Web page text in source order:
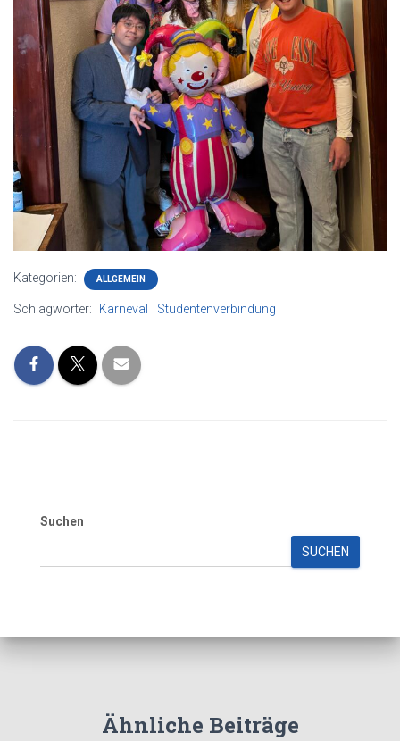
Kategorien: ALLGEMEIN
Schlagwörter: Karneval Studentenverbindung
Suchen
SUCHEN
Ähnliche Beiträge